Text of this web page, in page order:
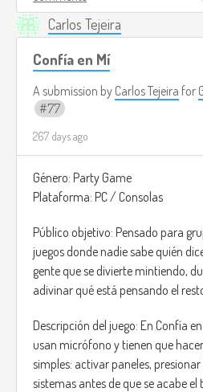
Image credits:https://
cole-ross/(I couldn't find an
reference, but this is how I imagine
xD).
Carlos Tejeira
Confía en Mí
A submission by Carlos Tejeira for
77
267 days ago
Género: Party Game
Plataforma: PC / Consolas
Público objetivo: Pensado para
juegos donde nadie sabe quién
gente que se divierte mintiendo,
adivinar qué está pensando el
Descripción del juego: En Confía
usan micrófono y tienen que
simples: activar paneles,
sistemas antes de que se acabe el